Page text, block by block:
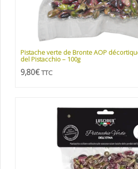
Pistache verte de Bronte AOP
del Pistacchio – 100g
9,80€ TTC